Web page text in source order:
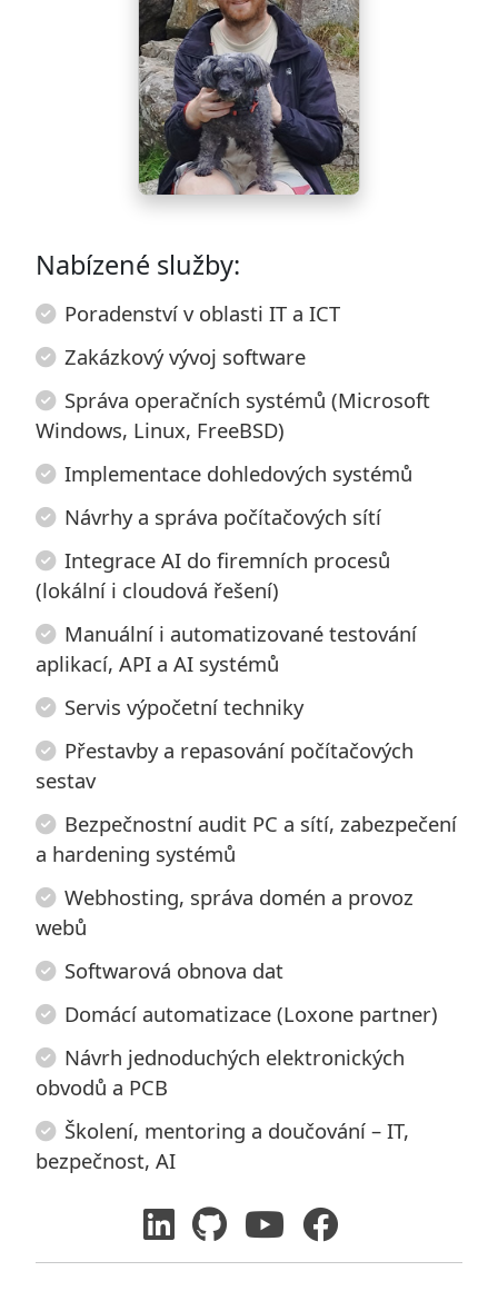
Nabízené služby:
Poradenství v oblasti IT a ICT
Zakázkový vývoj software
Správa operačních systémů (Microsoft
Windows, Linux, FreeBSD)
Implementace dohledových systémů
Návrhy a správa počítačových sítí
Integrace AI do firemních procesů
(lokální i cloudová řešení)
Manuální i automatizované testování
aplikací, API a AI systémů
Servis výpočetní techniky
Přestavby a repasování počítačových
sestav
Bezpečnostní audit PC a sítí, zabezpečení
a hardening systémů
Webhosting, správa domén a provoz
webů
Softwarová obnova dat
Domácí automatizace (Loxone partner)
Návrh jednoduchých elektronických
obvodů a PCB
Školení, mentoring a doučování – IT,
bezpečnost, AI